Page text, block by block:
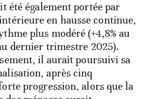
été également portée par
en hausse continue,
plus modéré (+4,8% au
dernier trimestre 2025).
il aurait poursuivi sa
après cinq
progression, alors que la